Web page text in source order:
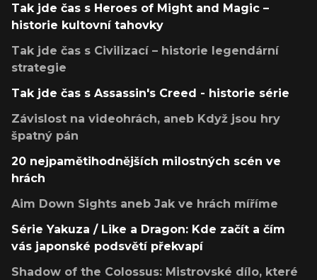
Tak jde čas s Heroes of Might and Magic –
historie kultovní tahovky
Tak jde čas s Civilizací – historie legendární
strategie
Tak jde čas s Assassin's Creed - historie série
Závislost na videohrách, aneb Když jsou hry
špatný pán
20 nejpamětihodnějších milostných scén ve
hrách
Aim Down Sights aneb Jak ve hrách míříme
Série Yakuza / Like a Dragon: Kde začít a čím
vás japonské podsvětí překvapí
Shadow of the Colossus: Mistrovské dílo, které